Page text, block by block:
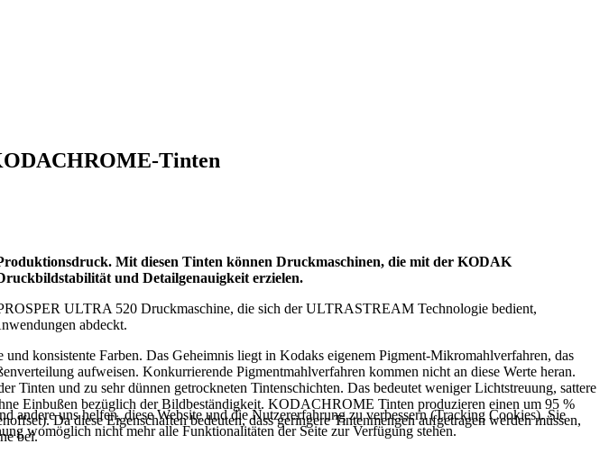
Tinten
Mit diesen Tinten können Druckmaschinen, die mit der KODAK
und Detailgenauigkeit erzielen.
ULTRA 520 Druckmaschine, die sich der ULTRASTREAM Technologie bedient,
abdeckt.
konsistente Farben. Das Geheimnis liegt in Kodaks eigenem Pigment-Mikromahlverfahren, das
aufweisen. Konkurrierende Pigmentmahlverfahren kommen nicht an diese Werte heran.
Tinten und zu sehr dünnen getrockneten Tintenschichten. Das bedeutet weniger Lichtstreuung, sattere
Einbußen bezüglich der Bildbeständigkeit. KODACHROME Tinten produzieren einen um 95 %
Da diese Eigenschaften bedeuten, dass geringere Tintenmengen aufgetragen werden müssen,
bei.
uns helfen, diese Website und die Nutzererfahrung zu verbessern (Tracking Cookies). Sie
womöglich nicht mehr alle Funktionalitäten der Seite zur Verfügung stehen.